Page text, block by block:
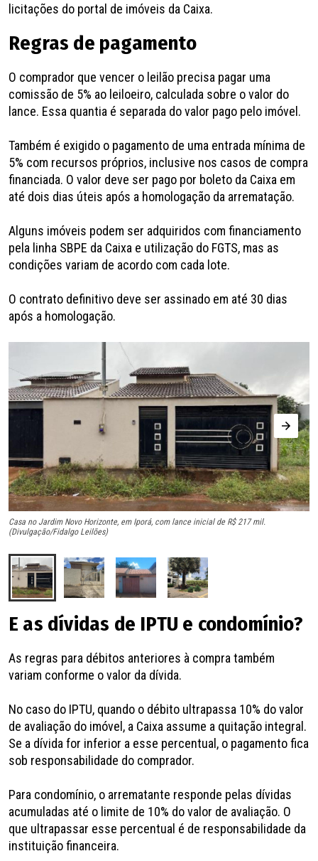
licitações do portal de imóveis da Caixa.
Regras de pagamento
O comprador que vencer o leilão precisa pagar uma
comissão de 5% ao leiloeiro, calculada sobre o valor do
lance. Essa quantia é separada do valor pago pelo imóvel.
Também é exigido o pagamento de uma entrada mínima de
5% com recursos próprios, inclusive nos casos de compra
financiada. O valor deve ser pago por boleto da Caixa em
até dois dias úteis após a homologação da arrematação.
Alguns imóveis podem ser adquiridos com financiamento
pela linha SBPE da Caixa e utilização do FGTS, mas as
condições variam de acordo com cada lote.
O contrato definitivo deve ser assinado em até 30 dias
após a homologação.
Casa no Jardim Novo Horizonte, em Iporá, com lance inicial de R$ 217 mil.
(Divulgação/Fidalgo Leilões)
E as dívidas de IPTU e condomínio?
As regras para débitos anteriores à compra também
variam conforme o valor da dívida.
No caso do IPTU, quando o débito ultrapassa 10% do valor
de avaliação do imóvel, a Caixa assume a quitação integral.
Se a dívida for inferior a esse percentual, o pagamento fica
sob responsabilidade do comprador.
Para condomínio, o arrematante responde pelas dívidas
acumuladas até o limite de 10% do valor de avaliação. O
que ultrapassar esse percentual é de responsabilidade da
instituição financeira.